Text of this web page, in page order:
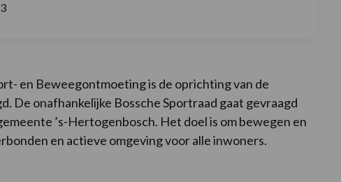
en Beweegontmoeting is de oprichting van de
De onafhankelijke Bossche Sportraad gaat gevraagd
’s-Hertogenbosch. Het doel is om bewegen en
en actieve omgeving voor alle inwoners.